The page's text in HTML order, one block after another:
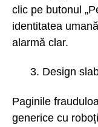
clic pe butonul
identitatea
alarmă clar.
Design
Paginile
generice cu